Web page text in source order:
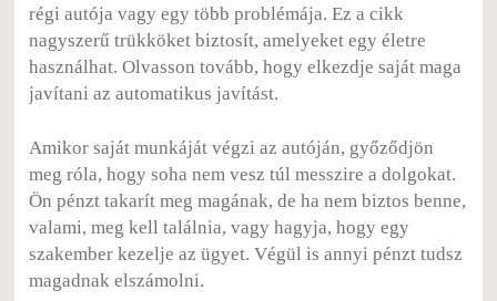
régi autója vagy egy több problémája. Ez a cikk
nagyszerű trükköket biztosít, amelyeket egy életre
használhat. Olvasson tovább, hogy elkezdje saját maga
javítani az automatikus javítást.
Amikor saját munkáját végzi az autóján, győződjön
meg róla, hogy soha nem vesz túl messzire a dolgokat.
Ön pénzt takarít meg magának, de ha nem biztos benne,
valami, meg kell találnia, vagy hagyja, hogy egy
szakember kezelje az ügyet. Végül is annyi pénzt tudsz
magadnak elszámolni.